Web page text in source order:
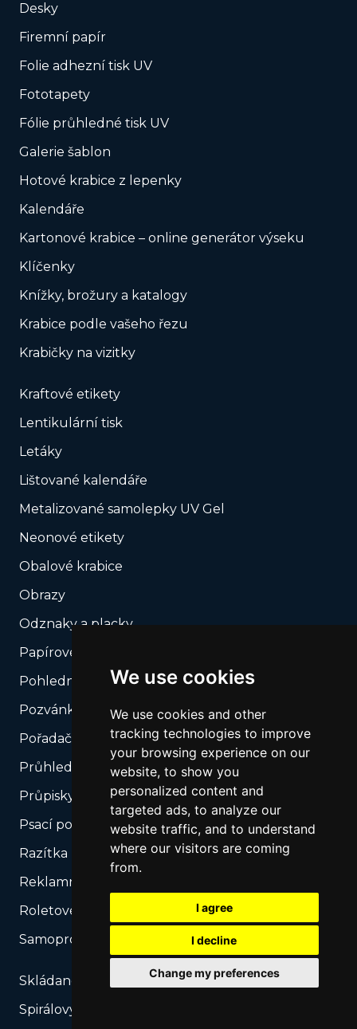
We use cookies
We use cookies and other
tracking technologies to improve
your browsing experience on our
website, to show you
personalized content and
targeted ads, to analyze our
website traffic, and to understand
where our visitors are coming
from.
I agree
I decline
Change my preferences
Desky
Firemní papír
Folie adhezní tisk UV
Fototapety
Fólie průhledné tisk UV
Galerie šablon
Hotové krabice z lepenky
Kalendáře
Kartonové krabice – online generátor výseku
Klíčenky
Knížky, brožury a katalogy
Krabice podle vašeho řezu
Krabičky na vizitky
Kraftové etikety
Lentikulární tisk
Letáky
Lištované kalendáře
Metalizované samolepky UV Gel
Neonové etikety
Obalové krabice
Obrazy
Odznaky a placky
Papírové tašky s potiskem
Pohlednice
Pozvánky
Pořadače a složky
Průhledné etikety
Průpisky a tužky
Psací podložky
Razítka ruční a samobarvicí
Reklamní karty
Roletové stojany
Samopropisovací tiskopisy
Skládané kalendáře
Spirálový kalendář